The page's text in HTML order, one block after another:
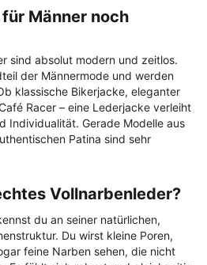
Männer noch
sind absolut modern und zeitlos.
der Männermode und werden
klassische Bikerjacke, eleganter
Racer – eine Lederjacke verleiht
Individualität. Gerade Modelle aus
Patina sind sehr
Vollnarbenleder?
du an seiner natürlichen,
Du wirst kleine Poren,
feine Narben sehen, die nicht